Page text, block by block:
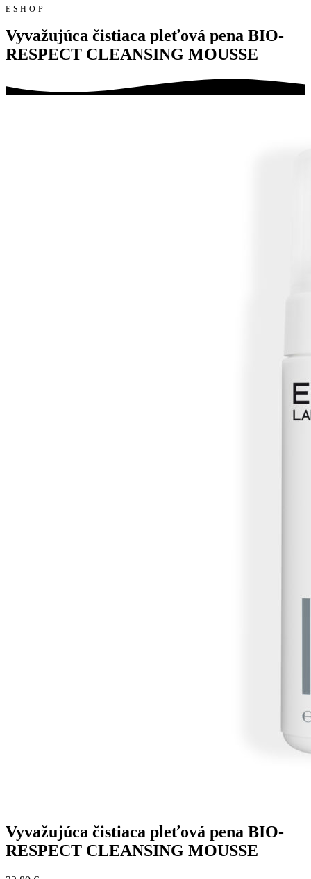
ESHOP
Vyvažujúca čistiaca pleťová pena BIO-
RESPECT CLEANSING MOUSSE
Vyvažujúca čistiaca pleťová pena BIO-
RESPECT CLEANSING MOUSSE